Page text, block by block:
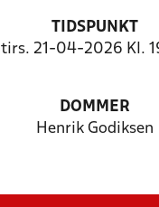
TIDSPUNKT
tirs. 21-04-2026 Kl.
DOMMER
Henrik Godiksen